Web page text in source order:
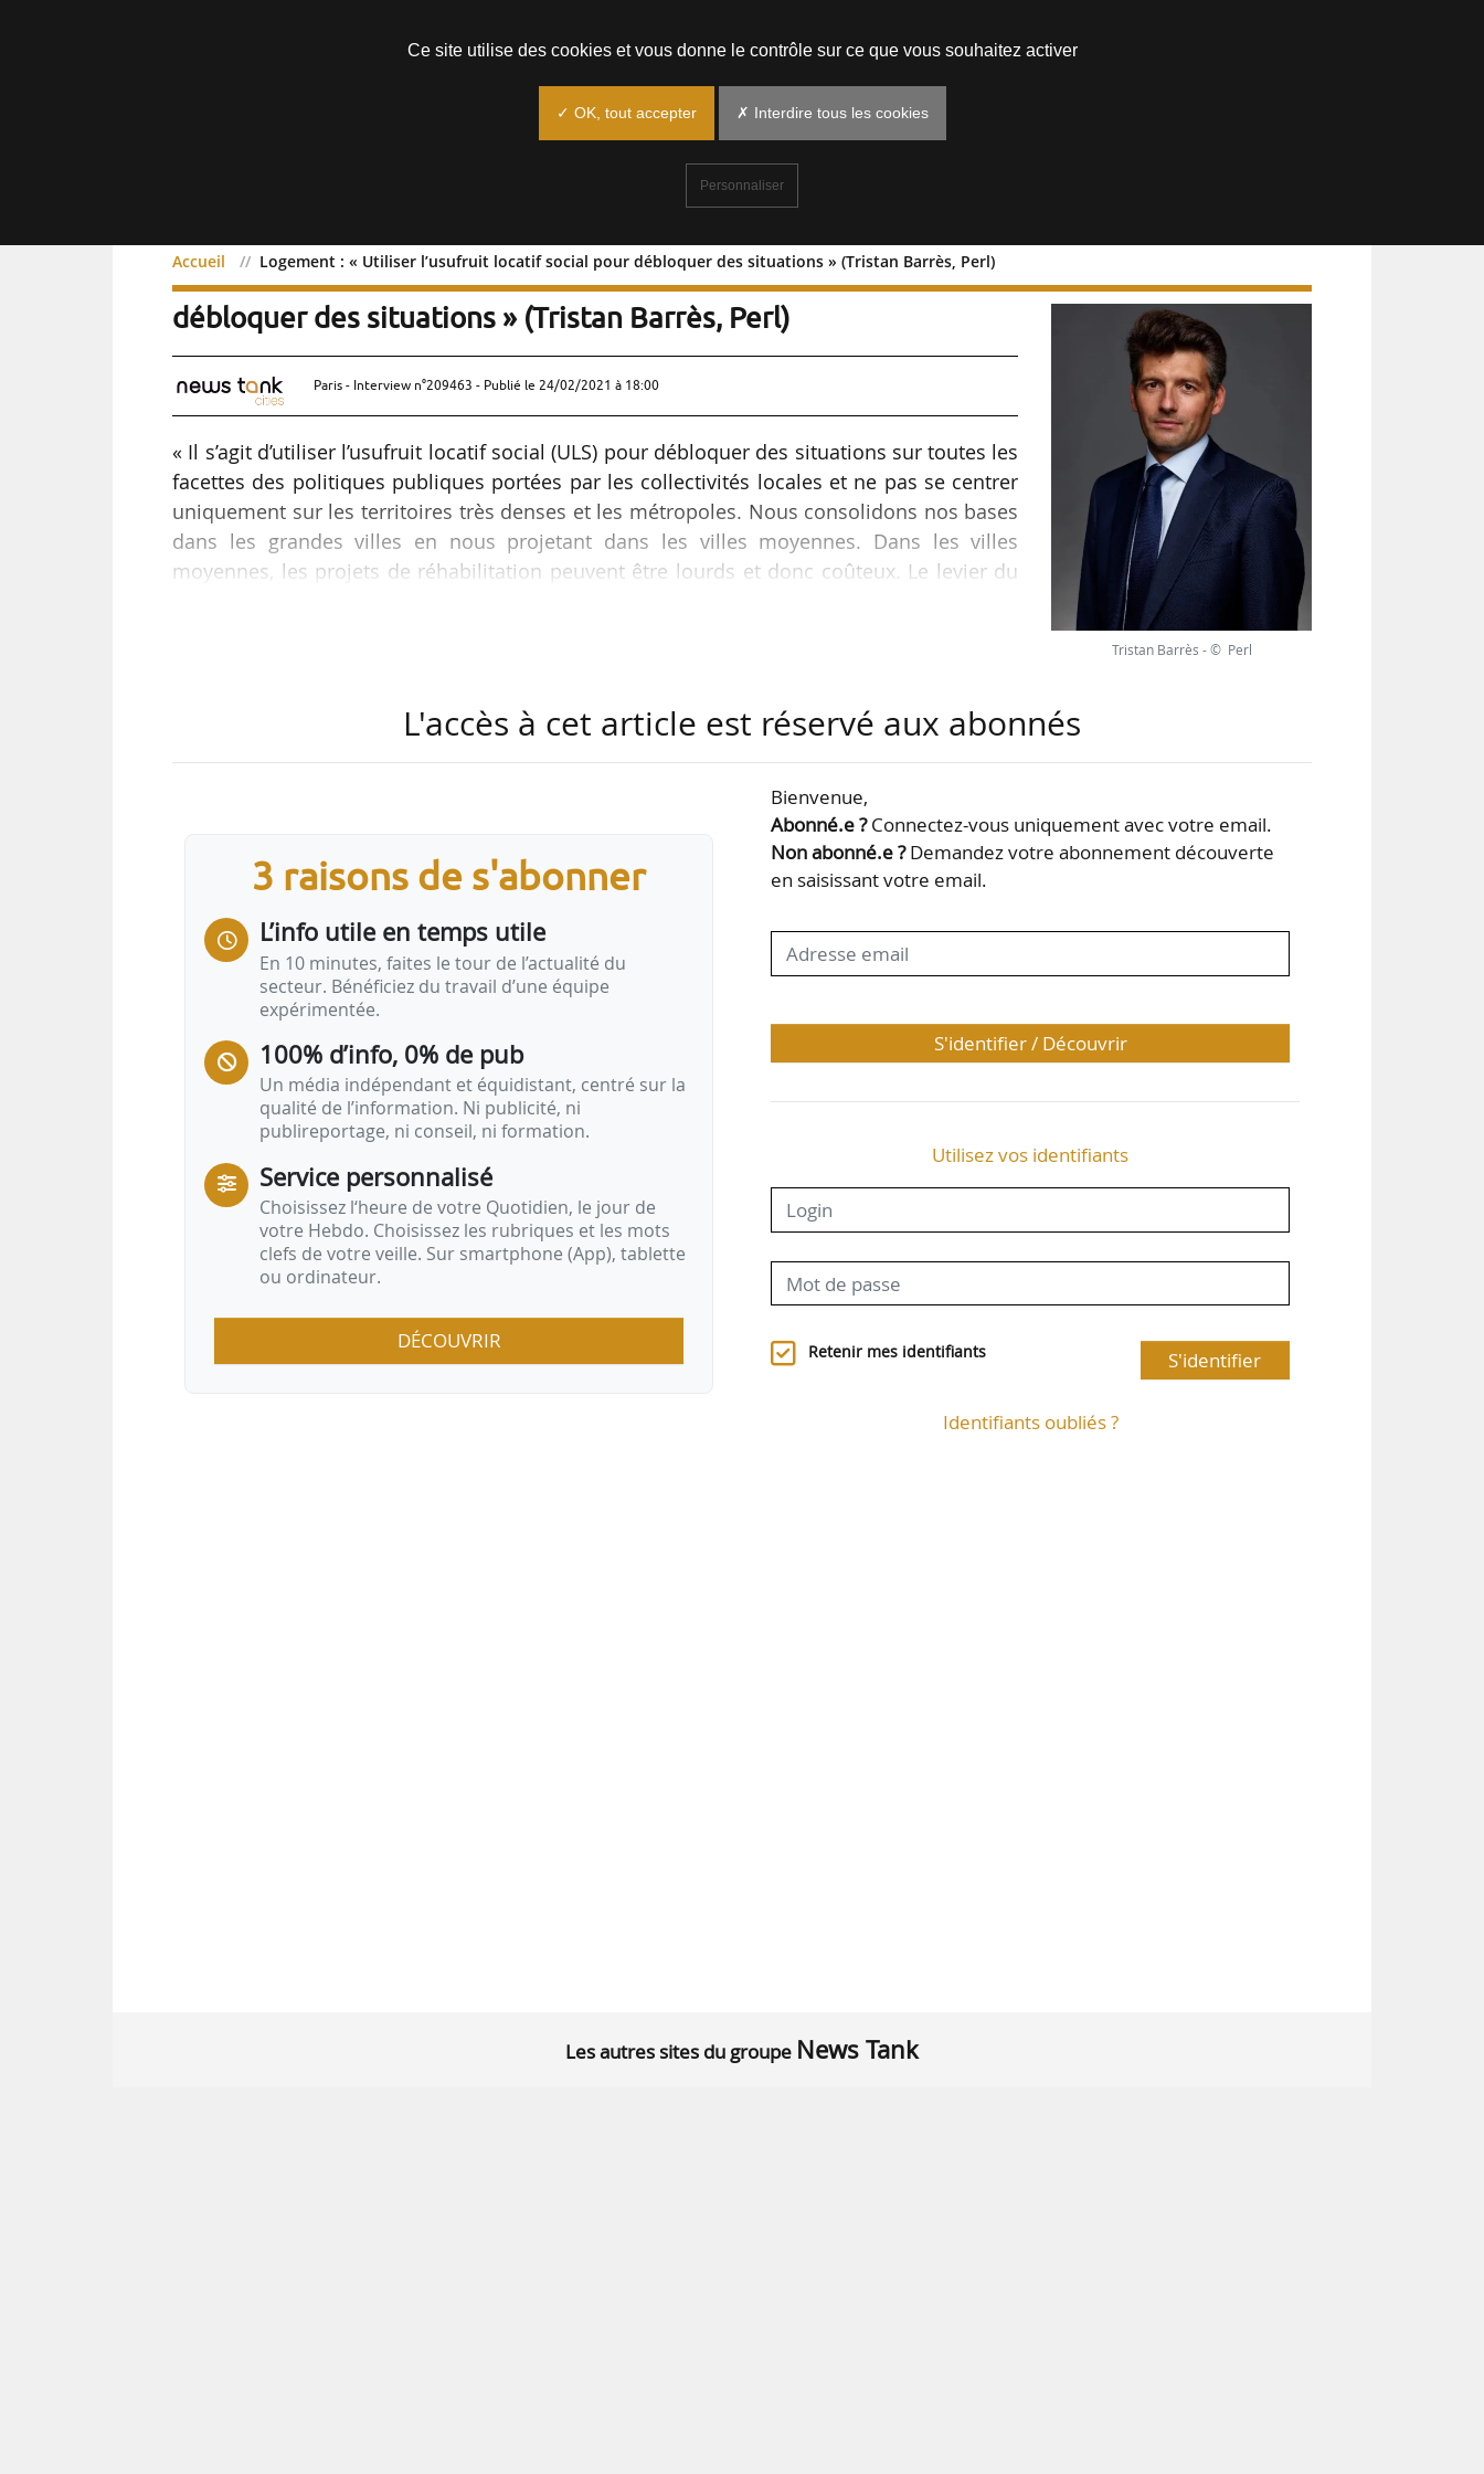
Accueil Logement : « Utiliser l’usufruit locatif social pour débloquer des situations » (Tristan Barrès, Perl)
Exclusif
Logement : « Utiliser l’usufruit locatif social pour
débloquer des situations » (Tristan Barrès, Perl)
Paris - Interview n°209463 - Publié le 24/02/2021 à 18:00
« Il s’agit d’utiliser l’usufruit locatif social (ULS) pour débloquer des situations sur toutes les
facettes des politiques publiques portées par les collectivités locales et ne pas se centrer
uniquement sur les territoires très denses et les métropoles. Nous consolidons nos bases
dans les grandes villes en nous projetant dans les villes moyennes. Dans les villes
moyennes, les projets de réhabilitation peuvent être lourds et donc coûteux. Le levier du
abordable au plus près des besoins, en cohérence avec la stratégie de l’entreprise », ajoute
Tristan Barrès - © Perl
L'accès à cet article est réservé aux abonnés
3 raisons de s'abonner
L’info utile en temps utile
En 10 minutes, faites le tour de l’actualité du
secteur. Bénéficiez du travail d’une équipe
expérimentée.
100% d’info, 0% de pub
Un média indépendant et équidistant, centré sur la
qualité de l’information. Ni publicité, ni
publireportage, ni conseil, ni formation.
Service personnalisé
Choisissez l‘heure de votre Quotidien, le jour de
votre Hebdo. Choisissez les rubriques et les mots
clefs de votre veille. Sur smartphone (App), tablette
ou ordinateur.
DÉCOUVRIR
Bienvenue,
Abonné.e ?Connectez-vous uniquement avec votre email.
Non abonné.e ?Demandez votre abonnement découverte
en saisissant votre email.
S'identifier / Découvrir
Utilisez vos identifiants
Retenir mes identifiants S'identifier
Identifiants oubliés ?
Les autres sites du groupe News Tank
Ce site utilise des cookies et vous donne le contrôle sur ce que vous souhaitez activer
✓ OK, tout accepter ✗ Interdire tous les cookies
Personnaliser